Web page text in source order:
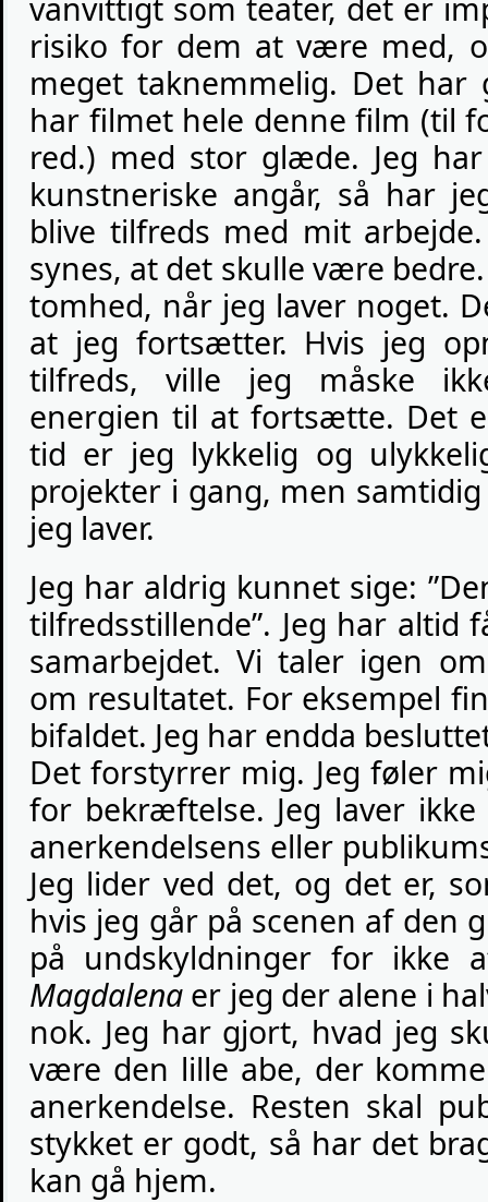
vanvittigt som teater, det er
risiko for dem at være med,
meget taknemmelig. Det har
har filmet hele denne film (til
red.) med stor glæde. Jeg
kunstneriske angår, så har
blive tilfreds med mit
synes, at det skulle være
tomhed, når jeg laver noget.
at jeg fortsætter. Hvis jeg
tilfreds, ville jeg måske
energien til at fortsætte. Det
tid er jeg lykkelig og
projekter i gang, men
jeg laver.
Jeg har aldrig kunnet sige:
tilfredsstillende”. Jeg har altid
samarbejdet. Vi taler igen
om resultatet. For eksempel
bifaldet. Jeg har endda
Det forstyrrer mig. Jeg føler
for bekræftelse. Jeg laver
anerkendelsens eller
Jeg lider ved det, og det er,
hvis jeg går på scenen af den
på undskyldninger for ikke
Magdalena er jeg der alene i
nok. Jeg har gjort, hvad jeg
være den lille abe, der
anerkendelse. Resten skal
stykket er godt, så har det
kan gå hjem.